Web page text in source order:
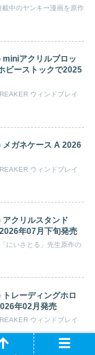
中のヤンキー漫画を原作
miniアクリルブロッ
ビーストックで2025
ウィンドブレイ
メガネケース A 2026
ウィンドブレイ
アクリルスタンド
年07月下旬発売
にいさとる」先生原作の
レーディングホロ
年02月発売
ウィンドブレイ